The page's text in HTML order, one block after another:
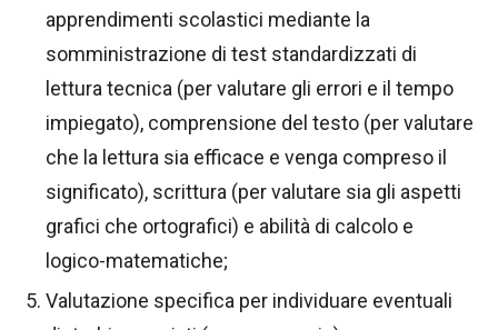
apprendimenti scolastici mediante la
somministrazione di test standardizzati di
lettura tecnica (per valutare gli errori e il tempo
impiegato), comprensione del testo (per valutare
che la lettura sia efficace e venga compreso il
significato), scrittura (per valutare sia gli aspetti
grafici che ortografici) e abilità di calcolo e
logico-matematiche;
Valutazione specifica per individuare eventuali